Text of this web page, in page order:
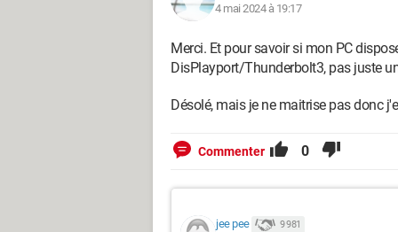
4 mai 2024 à 19:17
Merci. Et pour savoir si mon PC
DisPlayport/Thunderbolt3, pas juste
Désolé, mais je ne maitrise pas donc
Commenter 0
jee pee 9 981